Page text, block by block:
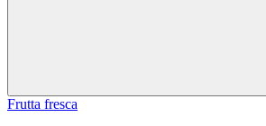
Frutta fresca